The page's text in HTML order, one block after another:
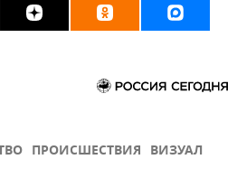
ПРОИСШЕСТВИЯ ВИЗУАЛ